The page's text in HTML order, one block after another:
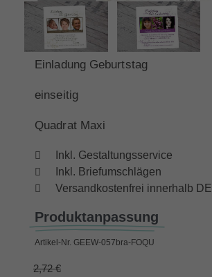
Einladung Geburtstag
einseitig
Quadrat Maxi
Inkl. Gestaltungsservice
Inkl. Briefumschlägen
Versandkostenfrei innerhalb DE
Produktanpassung
Artikel-Nr. GEEW-057bra-FOQU
2,72 €